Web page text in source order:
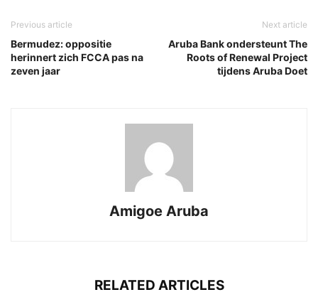
Previous article
Bermudez: oppositie
herinnert zich FCCA pas na
zeven jaar
Next article
Aruba Bank ondersteunt The
Roots of Renewal Project
tijdens Aruba Doet
Amigoe Aruba
RELATED ARTICLES